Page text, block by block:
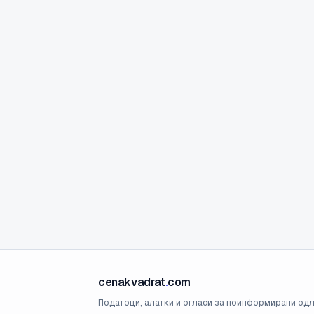
cenakvadrat.com
Податоци, алатки и огласи за поинформирани